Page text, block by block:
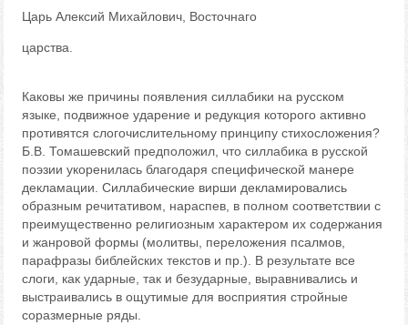
Царь Алексий Михайлович, Восточнаго
царства.
Каковы же причины появления силлабики на русском
языке, подвижное ударение и редукция которого активно
противятся слогочислительному принципу стихосложения?
Б.В. Томашевский предположил, что силлабика в русской
поэзии укоренилась благодаря специфической манере
декламации. Силлабические вирши декламировались
образным речитативом, нараспев, в полном соответствии с
преимущественно религиозным характером их содержания
и жанровой формы (молитвы, переложения псалмов,
парафразы библейских текстов и пр.). В результате все
слоги, как ударные, так и безударные, выравнивались и
выстраивались в ощутимые для восприятия стройные
соразмерные ряды.